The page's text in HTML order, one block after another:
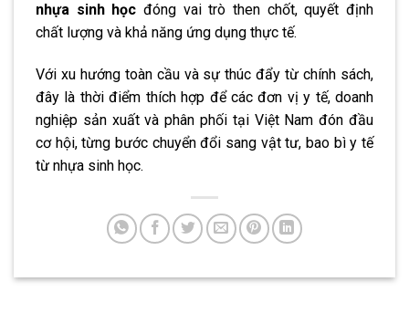
nhựa sinh học đóng vai trò then chốt, quyết định
chất lượng và khả năng ứng dụng thực tế.
Với xu hướng toàn cầu và sự thúc đẩy từ chính sách,
đây là thời điểm thích hợp để các đơn vị y tế, doanh
nghiệp sản xuất và phân phối tại Việt Nam đón đầu
cơ hội, từng bước chuyển đổi sang vật tư, bao bì y tế
từ nhựa sinh học.